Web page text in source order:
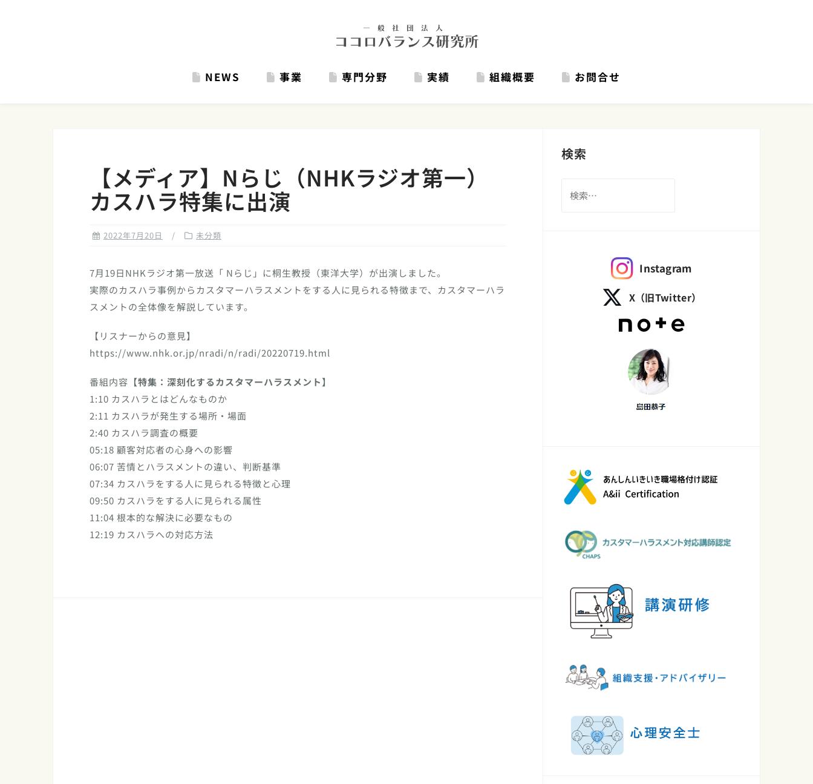
NEWS 事業 専門分野 実績 組織概要 お問合せ
【メディア】Nらじ（NHKラジオ第一）
カスハラ特集に出演
2022年7月20日 未分類
7月19日NHKラジオ第一放送「 Nらじ」に桐生教授（東洋大学）が出演しました。
実際のカスハラ事例からカスタマーハラスメントをする人に見られる特徴まで、カスタマーハラ
スメントの全体像を解説しています。
【リスナーからの意見】
https://www.nhk.or.jp/nradi/n/radi/20220719.html
番組内容 【特集：深刻化するカスタマーハラスメント】
1:10 カスハラとはどんなものか
2:11 カスハラが発生する場所・場面
2:40 カスハラ調査の概要
05:18 顧客対応者の心身への影響
06:07 苦情とハラスメントの違い、判断基準
07:34 カスハラをする人に見られる特徴と心理
09:50 カスハラをする人に見られる属性
11:04 根本的な解決に必要なもの
12:19 カスハラへの対応方法
検索
索:
Instagram
X（旧Twitter）